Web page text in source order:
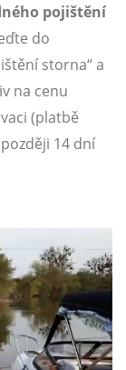
pojištění
do
storna“ a
na cenu
(platbě
14 dní